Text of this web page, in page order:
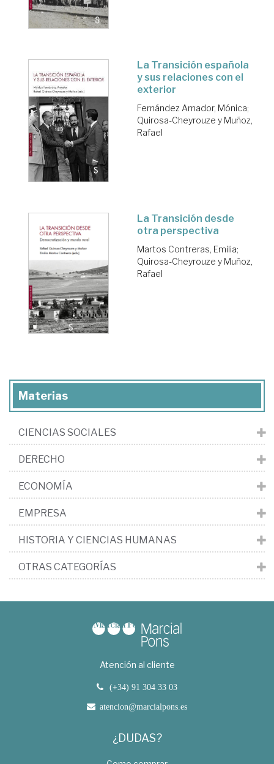
La Transición española
y sus relaciones con el
exterior
Fernández Amador, Mónica;
Quirosa-Cheyrouze y Muñoz,
Rafael
La Transición desde
otra perspectiva
Martos Contreras, Emilia;
Quirosa-Cheyrouze y Muñoz,
Rafael
Materias
CIENCIAS SOCIALES
DERECHO
ECONOMÍA
EMPRESA
HISTORIA Y CIENCIAS HUMANAS
OTRAS CATEGORÍAS
Atención al cliente
(+34) 91 304 33 03
atencion@marcialpons.es
¿DUDAS?